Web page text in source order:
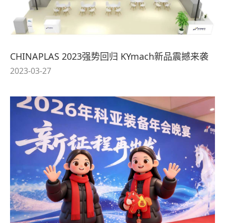
CHINAPLAS 2023强势回归 KYmach新品震撼来袭
2023-03-27